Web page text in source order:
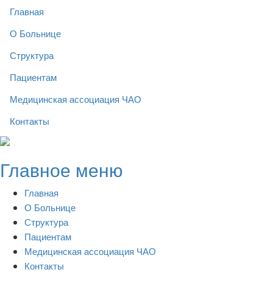
Главная
О Больнице
Структура
Пациентам
Медицинская ассоциация ЧАО
Контакты
Skip
content
Главное меню
Главная
О Больнице
Структура
Пациентам
Медицинская ассоциация ЧАО
Контакты